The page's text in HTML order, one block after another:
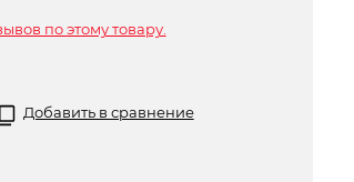
по этому товару.
Добавить в сравнение